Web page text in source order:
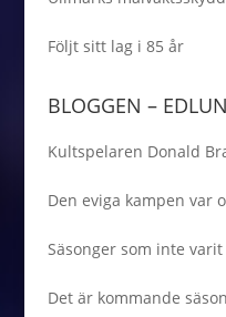
Följt sitt lag i 85 år
BLOGGEN –
Kultspelaren Donald
Den eviga kampen var
Säsonger som inte
Det är kommande